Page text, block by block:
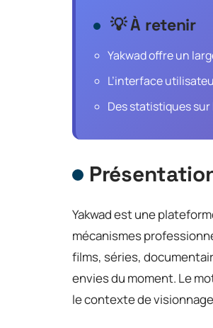
💡 À retenir
Yakwad offre un
L’interface
Des statistiques
Yakwad est une
mécanismes
films, séries,
envies du moment. Le
le contexte de